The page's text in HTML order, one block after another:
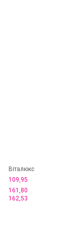
Віталюкс
109,95
161,80
162,53